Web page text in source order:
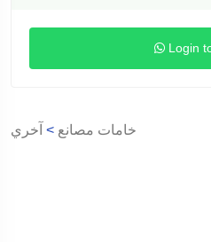
Login
خامات مصانع > آخري